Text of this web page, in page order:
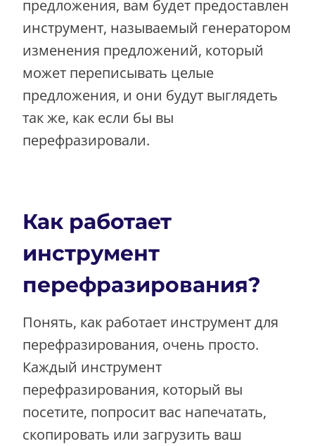
предложения, вам будет предоставлен
инструмент, называемый генератором
изменения предложений, который
может переписывать целые
предложения, и они будут выглядеть
так же, как если бы вы
перефразировали.
Как работает
инструмент
перефразирования?
Понять, как работает инструмент для
перефразирования, очень просто.
Каждый инструмент
перефразирования, который вы
посетите, попросит вас напечатать,
скопировать или загрузить ваш